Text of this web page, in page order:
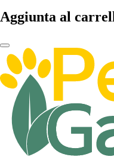
Aggiunta al